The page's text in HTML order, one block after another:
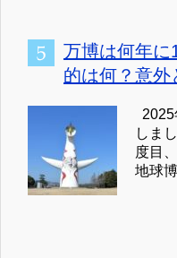
万博は何年に
的は何？意外
2025
しま
度目
地球